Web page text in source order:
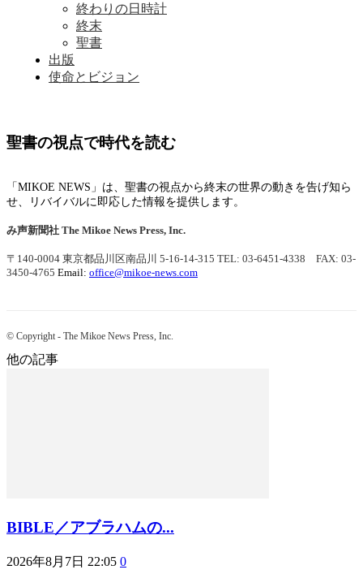
終わりの日時計
終末
聖書
出版
使命とビジョン
聖書の視点で時代を読む
「MIKOE NEWS」は、聖書の視点から終末の世界の動きを告げ知ら
せ、リバイバルに即応した情報を提供します。
み声新聞社 The Mikoe News Press, Inc.
〒140-0004 東京都品川区南品川 5-16-14-315 TEL: 03-6451-4338 FAX: 03-
3450-4765 Email: office@mikoe-news.com
© Copyright - The Mikoe News Press, Inc.
他の記事
BIBLE／アブラハムの...
2026年8月7日 22:05 0